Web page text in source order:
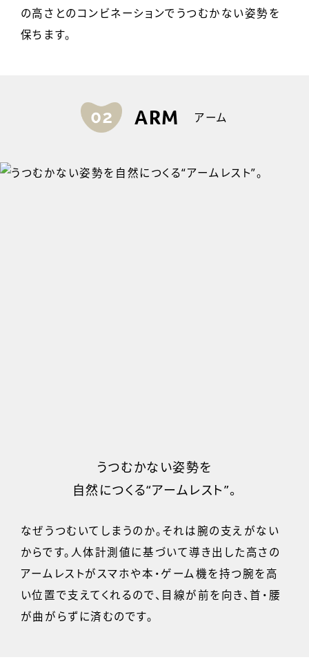
の高さとのコンビネーションでうつむかない姿勢を
保ちます。
ARM アーム
うつむかない姿勢を
自然につくる“アームレスト”。
なぜうつむいてしまうのか。それは腕の支えがない
からです。人体計測値に基づいて導き出した高さの
アームレストがスマホや本・ゲーム機を持つ腕を高
い位置で支えてくれるので、目線が前を向き、首・腰
が曲がらずに済むのです。